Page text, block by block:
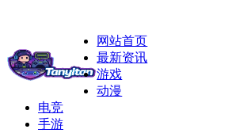
网站首页
最新资讯
游戏
动漫
电竞
手游